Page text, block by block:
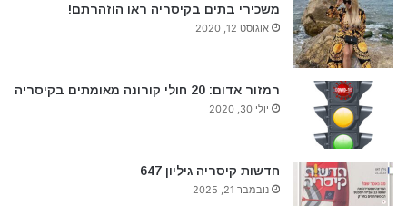
משכירי בתים בקיסריה ראו הוזהרתם!
אוגוסט 12, 2020
רמזור אדום: 20 חולי קורונה מאומתים בקיסריה
יולי 30, 2020
חדשות קיסריה גיליון 647
נובמבר 21, 2025